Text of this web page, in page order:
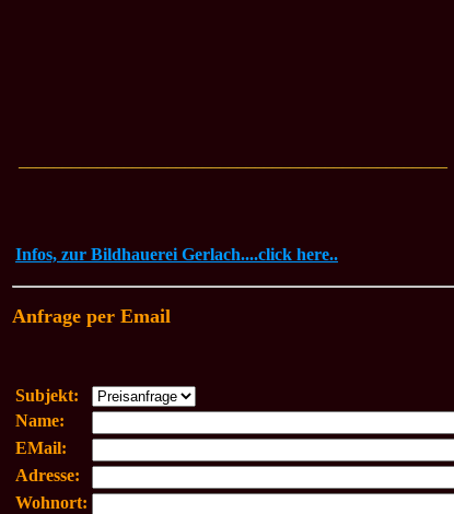
Infos, zur Bildhauerei Gerlach....click here..
Anfrage per Email
Subjekt:
Name:
EMail:
Adresse:
Wohnort: